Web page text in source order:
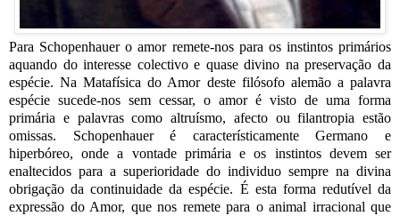
Para Schopenhauer o amor remete-nos para os instintos primários
aquando do interesse colectivo e quase divino na preservação da
espécie. Na Matafísica do Amor deste filósofo alemão a palavra
espécie sucede-nos sem cessar, o amor é visto de uma forma
primária e palavras como altruísmo, afecto ou filantropia estão
omissas. Schopenhauer é característicamente Germano e
hiperbóreo, onde a vontade primária e os instintos devem ser
enaltecidos para a superioridade do individuo sempre na divina
obrigação da continuidade da espécie. É esta forma redutível da
expressão do Amor, que nos remete para o animal irracional que